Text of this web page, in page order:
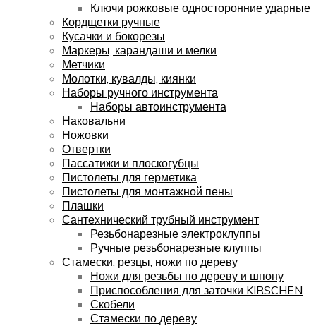
Ключи рожковые односторонние ударные
Кордщетки ручные
Кусачки и бокорезы
Маркеры, карандаши и мелки
Метчики
Молотки, кувалды, киянки
Наборы ручного инструмента
Наборы автоинструмента
Наковальни
Ножовки
Отвертки
Пассатижи и плоскогубцы
Пистолеты для герметика
Пистолеты для монтажной пены
Плашки
Сантехнический трубный инструмент
Резьбонарезные электроклуппы
Ручные резьбонарезные клуппы
Стамески, резцы, ножи по дереву
Ножи для резьбы по дереву и шпону
Приспособления для заточки KIRSCHEN
Скобели
Стамески по дереву